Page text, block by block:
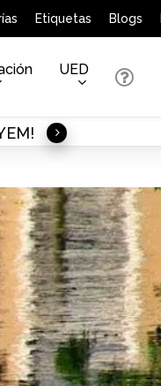
Etiquetas Blogs
UED